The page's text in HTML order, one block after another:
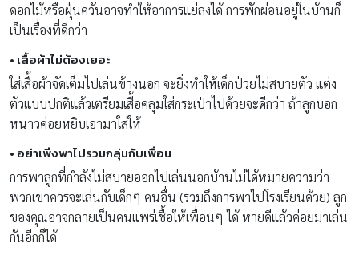
ดอกไม้หรือฝุ่นควันอาจทำให้อาการแย่ลงได้ การพักผ่อนอยู่ในบ้านก็
เป็นเรื่องที่ดีกว่า
• เสื้อผ้าไม่ต้องเยอะ
ใส่เสื้อผ้าจัดเต็มไปเล่นข้างนอก จะยิ่งทำให้เด็กป่วยไม่สบายตัว แต่ง
ตัวแบบปกติแล้วเตรียมเสื้อคลุมใส่กระเป๋าไปด้วยจะดีกว่า ถ้าลูกบอก
หนาวค่อยหยิบเอามาใส่ให้
• อย่าเพิ่งพาไปรวมกลุ่มกับเพื่อน
การพาลูกที่กำลังไม่สบายออกไปเล่นนอกบ้านไม่ได้หมายความว่า
พวกเขาควรจะเล่นกับเด็กๆ คนอื่น (รวมถึงการพาไปโรงเรียนด้วย) ลูก
ของคุณอาจกลายเป็นคนแพร่เชื้อให้เพื่อนๆ ได้ หายดีแล้วค่อยมาเล่น
กันอีกก็ได้